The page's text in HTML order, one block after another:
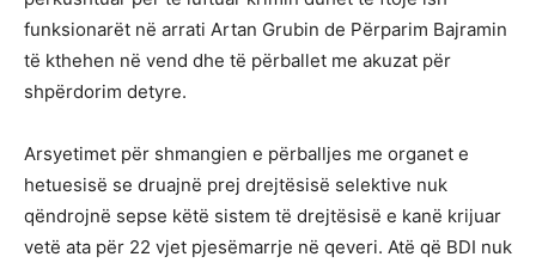
funksionarët në arrati Artan Grubin de Përparim Bajramin
të kthehen në vend dhe të përballet me akuzat për
shpërdorim detyre.
Arsyetimet për shmangien e përballjes me organet e
hetuesisë se druajnë prej drejtësisë selektive nuk
qëndrojnë sepse këtë sistem të drejtësisë e kanë krijuar
vetë ata për 22 vjet pjesëmarrje në qeveri. Atë që BDI nuk